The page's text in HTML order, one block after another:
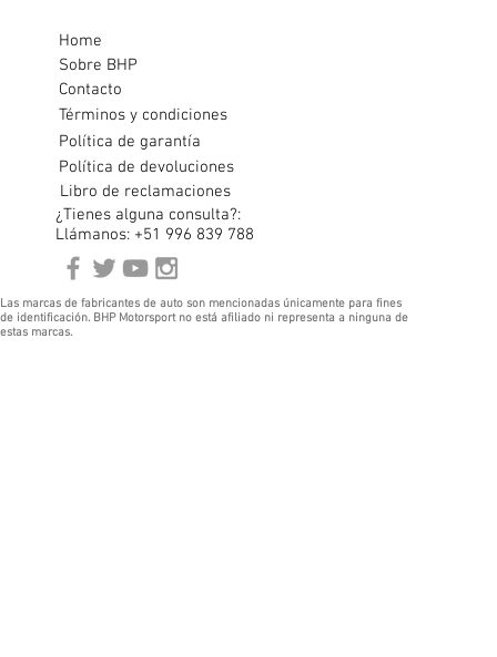
Home
Sobre BHP
Contacto
Términos y condiciones
Política de garantía
Política de devoluciones
Libro de reclamaciones
¿Tienes alguna consulta?:
Llámanos: +51 996 839 788
Las marcas de fabricantes de auto son mencionadas únicamente para fines
de identificación. BHP Motorsport no está afiliado ni representa a ninguna de
estas marcas.